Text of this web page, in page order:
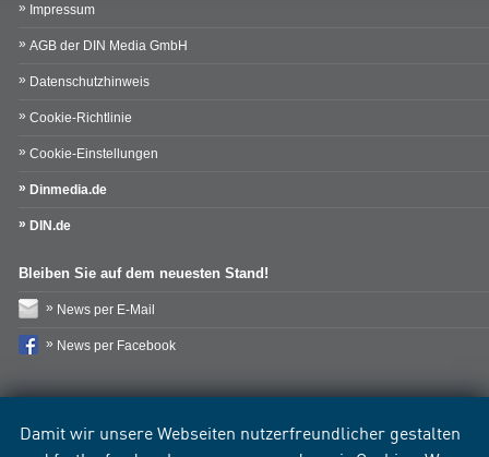
Damit wir unsere Webseiten nutzerfreundlicher gestalten
Impressum
AGB der DIN Media GmbH
Datenschutzhinweis
Cookie-Richtlinie
Cookie-Einstellungen
Dinmedia.de
DIN.de
Bleiben Sie auf dem neuesten Stand!
News per E-Mail
News per Facebook